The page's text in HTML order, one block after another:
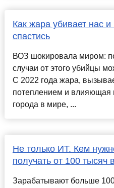
Как жара убивает нас
спастись
ВОЗ шокировала миром:
случаи от этого убийцы
С 2022 года жара,
потеплением и
города в мире, ...
Не только ИТ. Кем
получать от 100 тысяч
Зарабатывают больше